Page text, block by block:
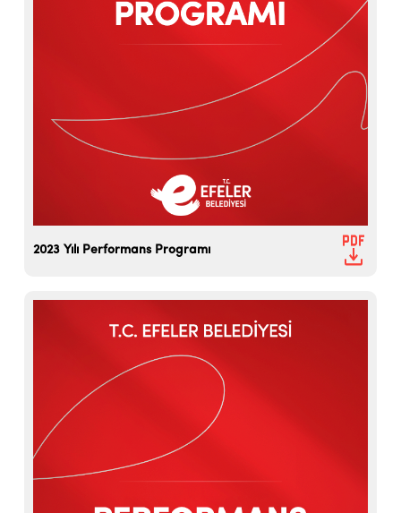
2023 Yılı Performans Programı